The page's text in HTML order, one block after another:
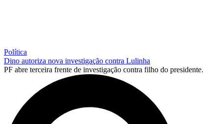
Política
Dino autoriza nova investigação contra Lulinha
PF abre terceira frente de investigação contra filho do presidente.